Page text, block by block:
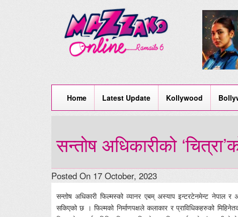
Home Latest Update Kollywood
सन्तोष अधिकारीको
Posted On 17 October, 2023
सन्तोष अधिकारी फिल्मस्को व्यानर एबम् अस्याप इन्टरटेनमेन्ट नेपाल र
सकिएको छ । फिल्मको निर्माणपक्षले कलाकार र प्राविधिकहरुको